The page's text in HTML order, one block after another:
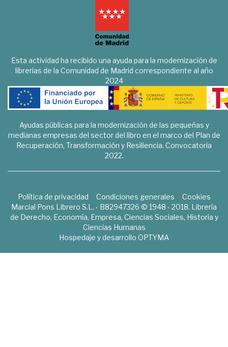
Esta actividad ha recibido una ayuda para la modernización de
librerías de la Comunidad de Madrid correspondiente al año
2024
Ayudas públicas para la modernización de las pequeñas y
medianas empresas del sector del libro en el marco del Plan de
Recuperación, Transformación y Resiliencia. Convocatoria
2022.
Política de privacidad Condiciones generales
Cookies
Marcial Pons Librero S.L. - B82947326 © 1948 - 2018. Librería
de Derecho, Economía, Empresa, Ciencias Sociales, Historia y
Ciencias Humanas
Hospedaje y desarrollo OPTYMA